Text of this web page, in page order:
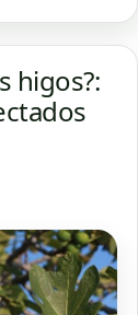
higos?: